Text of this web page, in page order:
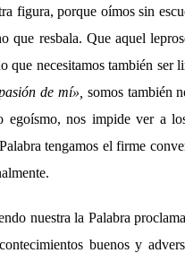
figura, porque oímos sin
que resbala. Que aquel
necesitamos también ser
de mí», somos también
nos impide ver a
tengamos el firme
nuestra la Palabra
buenos y